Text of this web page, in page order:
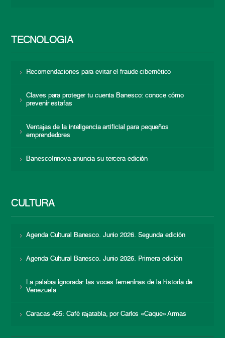
TECNOLOGÍA
Recomendaciones para evitar el fraude cibernético
Claves para proteger tu cuenta Banesco: conoce cómo
prevenir estafas
Ventajas de la inteligencia artificial para pequeños
emprendedores
BanescoInnova anuncia su tercera edición
CULTURA
Agenda Cultural Banesco. Junio 2026. Segunda edición
Agenda Cultural Banesco. Junio 2026. Primera edición
La palabra ignorada: las voces femeninas de la historia de
Venezuela
Caracas 455: Café rajatabla, por Carlos «Caque» Armas